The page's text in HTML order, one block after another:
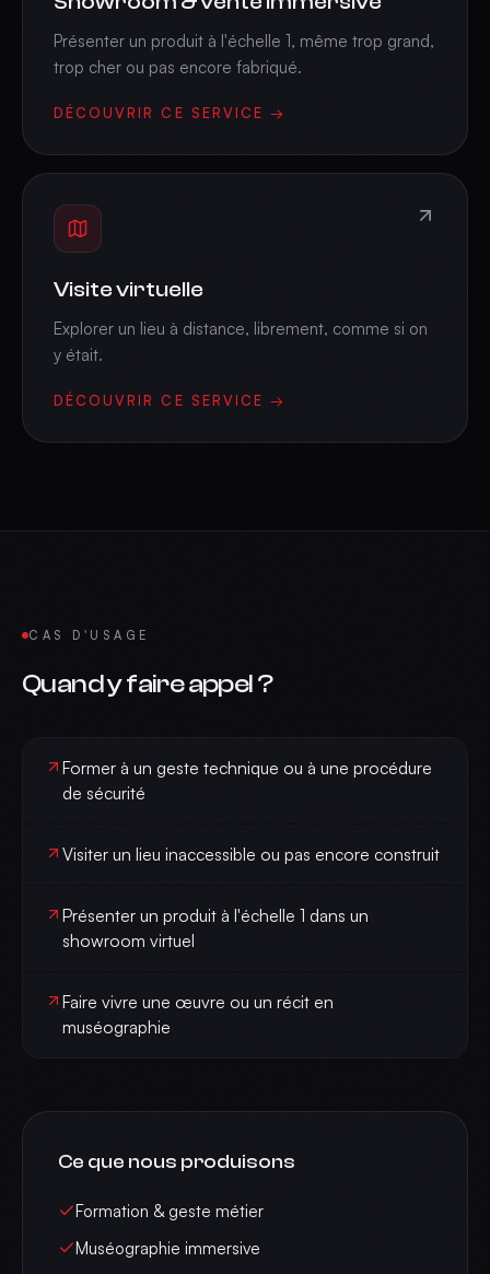
Présenter un produit à l'échelle 1, même trop grand,
trop cher ou pas encore fabriqué.
DÉCOUVRIR CE SERVICE →
Visite virtuelle
Explorer un lieu à distance, librement, comme si on
y était.
DÉCOUVRIR CE SERVICE →
CAS D'USAGE
Quand y faire appel ?
Former à un geste technique ou à une procédure
de sécurité
Visiter un lieu inaccessible ou pas encore construit
Présenter un produit à l'échelle 1 dans un
showroom virtuel
Faire vivre une œuvre ou un récit en
muséographie
Ce que nous produisons
Formation & geste métier
Muséographie immersive